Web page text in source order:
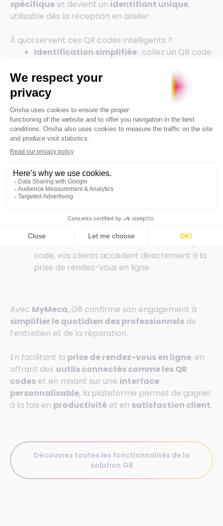
spécifique et devient un identifiant unique,
utilisable dès la réception en atelier.
À quoi servent ces QR codes intelligents ?
Identification simplifiée: collez un QR code
d’occasion. Votre atelier gagne en visibilité et
en précision dès le premier contact
Association instantanée avec G-Mobile
scannez simplement l’autocollant avec votre
PDA G-Mobile: le véhicule est
automatiquement associé dans
aucune saisie manuelle. Un vrai gain de temps
Traçabilité fluide et complète
passage atelier, un simple scan permet
d’accéder à
l’historique des réparations
toutes les informations nécessaires pour
intervenir efficacement
: en scannant le QR
code, vos clients accèdent directement à la
prise de rendez-vous en ligne
Avec MyMeca, G8 confirme son engagement à
simplifier le quotidien des professionnels de
l’entretien et de la réparation.
En facilitant la prise de rendez-vous en ligne, en
offrant des outils connectés comme les QR
codes et en misant sur une interface
personnalisable, la plateforme permet de gagner
à la fois en productivité et en satisfaction client.
Découvrez toutes les fonctionnalités de la
solution G8